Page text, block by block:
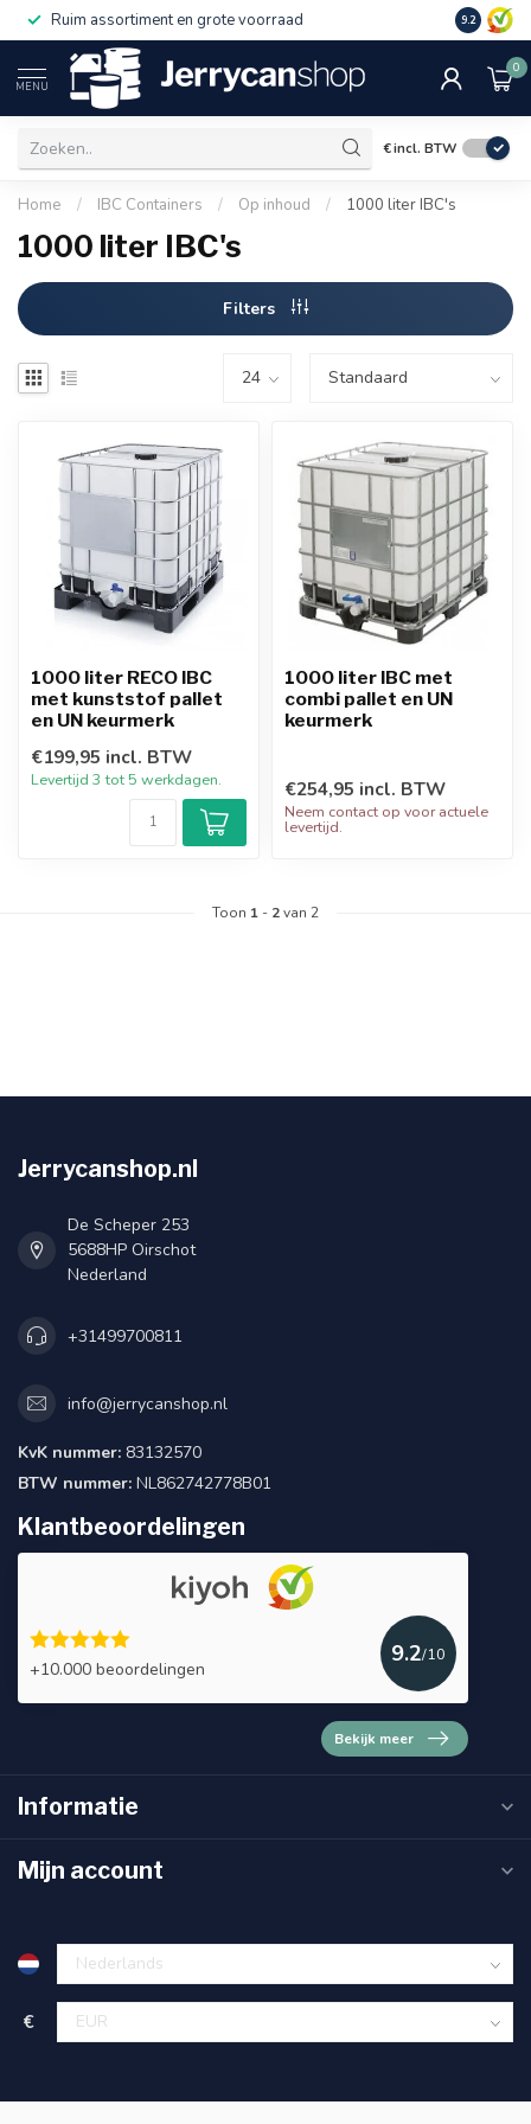
Ruim assortiment en grote voorraad 9.2
MENU
0
€incl. BTW
Home / IBC Containers / Op inhoud / 1000 liter IBC's
1000 liter IBC's
Filters
1000 liter RECO IBC
met kunststof pallet
en UN keurmerk
€199,95 incl. BTW
Levertijd 3 tot 5 werkdagen.
1000 liter IBC met
combi pallet en UN
keurmerk
€254,95 incl. BTW
Neem contact op voor actuele
levertijd.
Toon 1 - 2van 2
Jerrycanshop.nl
De Scheper 253
5688HP Oirschot
Nederland
+31499700811
info@jerrycanshop.nl
KvK nummer: 83132570
BTW nummer: NL862742778B01
Klantbeoordelingen
+10.000 beoordelingen
9.2/10
Bekijk meer
Informatie
Mijn account
€